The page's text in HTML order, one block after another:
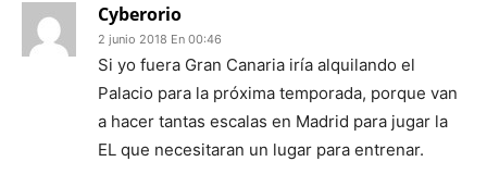
Cyberorio
2 junio 2018 En 00:46
Si yo fuera Gran Canaria iría alquilando el
Palacio para la próxima temporada, porque van
a hacer tantas escalas en Madrid para jugar la
EL que necesitaran un lugar para entrenar.